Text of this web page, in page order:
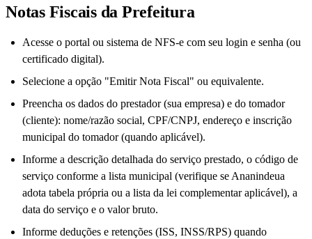
Notas Fiscais da Prefeitura
Acesse o portal ou sistema de NFS-e com seu login e senha (ou
certificado digital).
Selecione a opção "Emitir Nota Fiscal" ou equivalente.
Preencha os dados do prestador (sua empresa) e do tomador
(cliente): nome/razão social, CPF/CNPJ, endereço e inscrição
municipal do tomador (quando aplicável).
Informe a descrição detalhada do serviço prestado, o código de
serviço conforme a lista municipal (verifique se Ananindeua
adota tabela própria ou a lista da lei complementar aplicável), a
data do serviço e o valor bruto.
Informe deduções e retenções (ISS, INSS/RPS) quando